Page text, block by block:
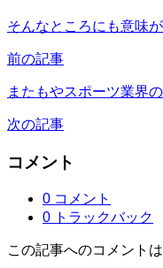
そんなところにも意味
前の記事
またもやスポーツ業界
次の記事
コメント
0 コメント
0 トラックバック
この記事へのコメントは